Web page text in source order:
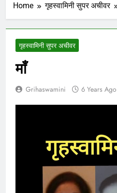
Home गृहस्वामिनी सुपर अचीवर
गृहस्वामिनी सुपर अचीवर
माँ
Grihaswamini 6 Years Ago